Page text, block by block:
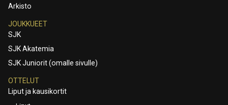
Arkisto
JOUKKUEET
SJK
SJK Akatemia
SJK Juniorit (omalle sivulle)
OTTELUT
Liput ja kausikortit